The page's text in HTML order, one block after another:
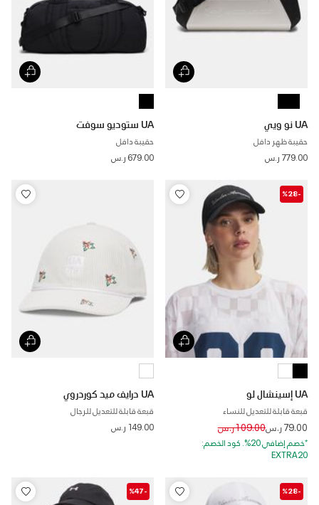
UA نو ويي
حقيبة ظهر دافل
779.00 ر.س
UA ستوديو سوفت
حقيبة دافل
679.00 ر.س
-%28
UA إسينشال لو
قبعة قابلة للتعديل للنساء
79.00 ر.س Price reduced from
109.00 ر.س to
*خصم إضافي 20%. كود الخصم:
EXTRA20
UA درايف ميد كوردروي
قبعة قابلة للتعديل للرجال
149.00 ر.س
-%28
-%47